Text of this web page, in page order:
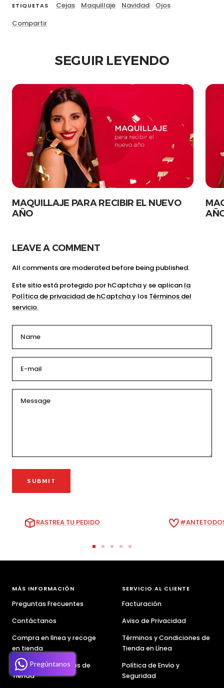
ETIQUETAS Cejas Maquillaje Navidad
Ojos
Compartir
SEGUIR LEYENDO
MAQUILLAJE PARA RECIBIR EL NUEVO
AÑO
LEAVE A COMMENT
All comments are moderated before being published.
Este sitio está protegido por hCaptcha y se aplican la
Política de privacidad de hCaptchay los Términos del
servicio.
Name
E-mail
Message
SUBMIT
RASTREA TU PEDIDO
Ir
a
Ir
a
Ir
a
Ir
a
Ir
a
MÁS INFORMACIÓN
Preguntas Frecuentes
Contáctanos
Compra en línea y recoge
en tienda
Whatsapp y Horarios de
Tienda
SERVICIO AL CLIENTE
Facturación
Aviso de Privacidad
Términos y Condiciones de
Tienda en Línea
Política de Envío y
Seguridad
Pregúntanos